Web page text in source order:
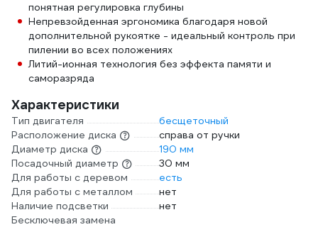
понятная регулировка глубины
Непревзойденная эргономика благодаря новой
дополнительной рукоятке - идеальный контроль при
пилении во всех положениях
Литий-ионная технология без эффекта памяти и
саморазряда
Характеристики
Тип двигателя
бесщеточный
Расположение диска
справа от ручки
Диаметр диска
190 мм
Посадочный диаметр
30 мм
Для работы с деревом
есть
Для работы с металлом
нет
Наличие подсветки
нет
Бесключевая замена